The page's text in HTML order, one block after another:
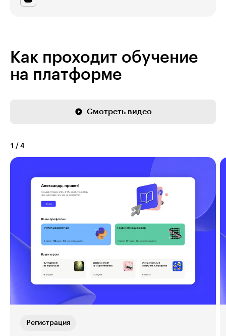
Как проходит обучение
на платформе
Смотреть видео
1 / 4
Регистрация